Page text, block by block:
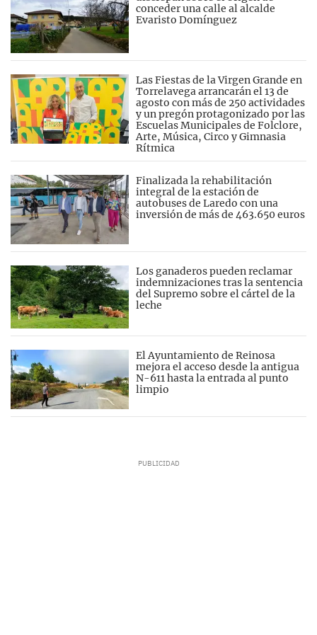
conceder una calle al alcalde
Evaristo Domínguez
Las Fiestas de la Virgen Grande en
Torrelavega arrancarán el 13 de
agosto con más de 250 actividades
y un pregón protagonizado por las
Escuelas Municipales de Folclore,
Arte, Música, Circo y Gimnasia
Rítmica
Finalizada la rehabilitación
integral de la estación de
autobuses de Laredo con una
inversión de más de 463.650 euros
Los ganaderos pueden reclamar
indemnizaciones tras la sentencia
del Supremo sobre el cártel de la
leche
El Ayuntamiento de Reinosa
mejora el acceso desde la antigua
N-611 hasta la entrada al punto
limpio